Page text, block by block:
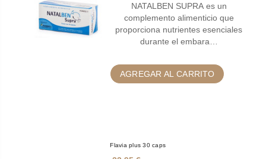
NATALBEN SUPRA es un
complemento alimenticio que
proporciona nutrientes esenciales
durante el embara…
AGREGAR AL CARRITO
Flavia plus 30 caps